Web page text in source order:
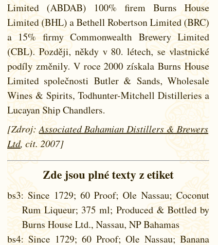
Limited (ABDAB) 100% firem Burns House
Limited (BHL) a Bethell Robertson Limited (BRC)
a 15% firmy Commonwealth Brewery Limited
(CBL). Později, někdy v 80. létech, se vlastnické
podíly změnily. V roce 2000 získala Burns House
Limited společnosti Butler & Sands, Wholesale
Wines & Spirits, Todhunter-Mitchell Distilleries a
Lucayan Ship Chandlers.
[Zdroj: Associated Bahamian Distillers & Brewers
Ltd, cit. 2007]
Zde jsou plné texty z etiket
bs3: Since 1729; 60 Proof; Ole Nassau; Coconut
Rum Liqueur; 375 ml; Produced & Bottled by
Burns House Ltd., Nassau, NP Bahamas
bs4: Since 1729; 60 Proof; Ole Nassau; Banana